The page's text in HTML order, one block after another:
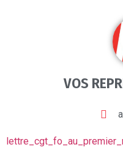
VOS